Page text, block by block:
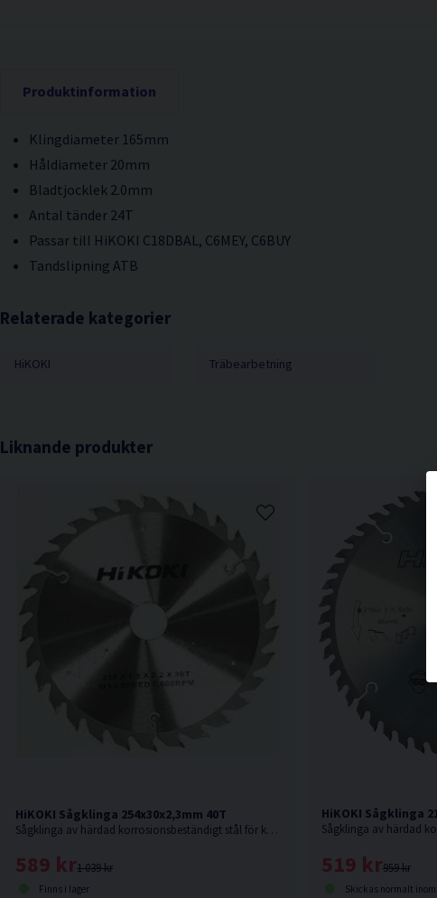
Produktinformation
Klingdiameter 165mm
Håldiameter 20mm
Bladtjocklek 2.0mm
Antal tänder 24T
Passar till HiKOKI C18DBAL, C6MEY, C6BUY
Tandslipning ATB
Relaterade kategorier
HiKOKI Träbearbetning
Liknande produkter
HiKOKI Sågklinga 254x30x2,3mm 40T
Sågklinga av härdad korrosionsbeständigt stål för kapning i hårt och mjukt trä.
1 039 kr
589 kr
Finns i lager
HiKOKI Sågklinga
959 kr
519 kr
Skickas normalt inom